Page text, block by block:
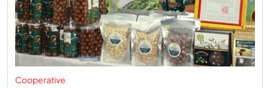
Cooperative